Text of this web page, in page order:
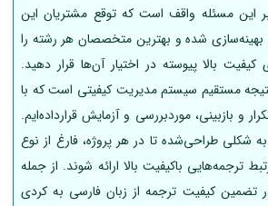
این مسئله واقف است که توقع مشتریان این
شده و بهترین متخصصان هر رشته را
بالا پیوسته در اختیار آن‌ها قرار دهید.
مستقیم سیستم مدیریت کیفیتی است که با
و بازبینی، موردبررسی و آزمایش قرارداده‌ایم.
شکلی طراحی‌شده تا در هر پروژه، فارغ از نوع
ترجمه‌هایی باکیفیت بالا ارائه شوند. از جمله
تضمین کیفیت ترجمه از زبان فارسی به کردی